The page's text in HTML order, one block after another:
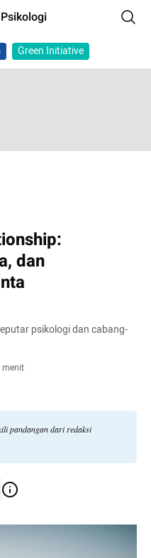
Green Initiative
dan
psikologi dan cabang-
menit
pandangan dari redaksi